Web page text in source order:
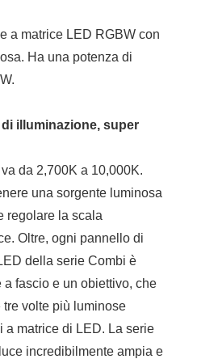
a matrice LED RGBW con
Ha una potenza di
illuminazione, super
da 2,700K a 10,000K.
una sorgente luminosa
regolare la scala
Oltre, ogni pannello di
della serie Combi è
fascio e un obiettivo, che
volte più luminose
a matrice di LED. La serie
incredibilmente ampia e